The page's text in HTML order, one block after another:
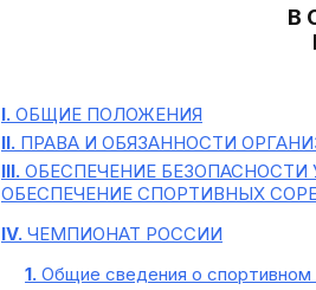
В
I. ОБЩИЕ ПОЛОЖЕНИЯ
II. ПРАВА И ОБЯЗАННОСТИ
III. ОБЕСПЕЧЕНИЕ
ОБЕСПЕЧЕНИЕ СПОРТИВНЫХ
IV. ЧЕМПИОНАТ РОССИИ
1. Общие сведения о спортивном